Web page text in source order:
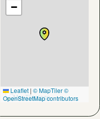
−
Leaflet | © MapTiler©
OpenStreetMap contributors